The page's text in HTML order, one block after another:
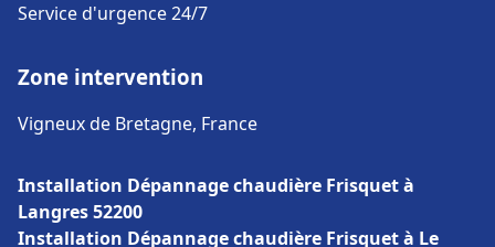
Service d'urgence 24/7
Zone intervention
Vigneux de Bretagne, France
Installation Dépannage chaudière Frisquet à
Langres 52200
Installation Dépannage chaudière Frisquet à Le